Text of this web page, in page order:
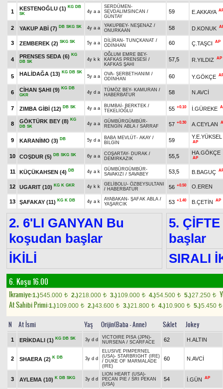
1
KESTENOĞLU (1) KG DB
SK
4y a a
SERDÜMEN -
SEVDALIMSINCAN /
GÜNTAY
59 E.AKKAYA
2 YAKUP ABİ (7) DB SKG SK 4y a a YAKUPBEY- NEŞENAZ /
ONURKAAN
58 D.KONUK
3 ZEMBEREK (2) SKG SK 5y a a DİLİRAN - TUNÇKANAT /
ODİNHAN
60 Ç.TAŞCI AP
4
PRENSES SEDA (6) KG
DB SK 4y k k
OĞLUM EMRE BEY-
KAFKAS PRENSESİ /
KAFKAS ŞAHI
57,5 R.YILDIZ AP
5 HALİDAĞA (13) KG DB SK
5y a a OVA- ŞERBETHANIM /
ODİNHAN
60 Y.GÖKÇE
6 CİHAN ŞAHI (9) KG DB
GKR
4y d a TÜMÖZ BEY- KAMURAN /
HABERBATUR
58 N.AVCİ
7 ZIMBA GİBİ (12) DB SK 4y a a BUMBAİ - BERKTEK /
TEKELİOĞLU
55 +0.10 İ.GÜREKE
8 GÖKTÜRK BEY (8) KG
DB SK
4y a a GÜMBÜRGÜMBÜR-
RENGİN ABLA / SARRAF 57 +0.30 A.CEYLAN
9 KARANİMO (3) DB 5y d a BABA MEVLÜT- AKAY /
BİLGİN
59
Y.E.YÜKSEL
AP
10 COŞDUR (5) DB SKG SK 6y a a COŞARTAY- DURAK /
DEMİRKAZIK
55,5
HA.GÖKÇE
AP
11 KÜÇÜKAHSEN (4) DB 4y a k GÜMBÜRGÜMBÜR-
SAVAKIZI / SAVABEY 53,5 B.BAGUÇ
12 UGARIT (10) KG K GKR 4y k k GELİBOLU- ÖZBEYSULTANI
/ HABERBATUR 56 +0.50 O.EREN
13 ŞAFAKAY (11) KG K DB 4y a k AYABAKAN - ŞAFAK ABLA /
YAŞARCIK
53 +1.40 B.ÇETİN AP
2. 6'LI GANYAN Bu
koşudan başlar
5.
başlar
İKİLİ
SIRALI
6. Koşu 16.00
Ikramiye:1.)545.000 t 2.)218.000 t 3.)109.000 t 4.)54.500 t 5.)27.250 t
At Sahibi Primi:1.)109.000 t 2.)43.600 t 3.)21.800 t 4.)10.900 t 5.)5.450 t
N At İsmi Yaş Orijin(Baba - Anne) Sıklet Jokey
1 ERİKDALI (1) KG DB SK 3y d d VICTOIRE PISA (JPN)-
NURSENA / SCARFACE 62 H.ALTIN
2 SHAERA (2) K DB 3y d d
ELUSIVE PIMPERNEL
(USA)- STARBRIGHT (IRE)
/ DUKE OF MARMALADE
(IRE)
60 N.AVCİ
3 AYLEMA (10) K DB SKG 3y d d
LION HEART (USA)-
PECAN PIE / SRI PEKAN
(USA)
54 İ.GÜN AP